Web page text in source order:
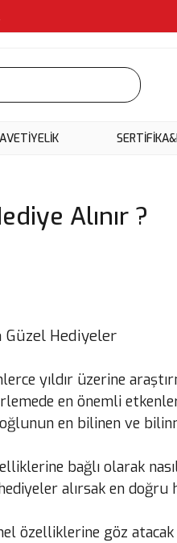
Alınır ?
Güzel Hediyeler
yıldır üzerine
en önemli
en bilinen ve
bağlı olarak
alırsak en doğru
özelliklerine göz